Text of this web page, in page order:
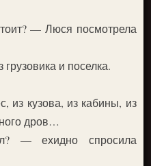
— Люся посмотрела
и поселка.
из кузова, из кабины, из
дров…
— ехидно спросила